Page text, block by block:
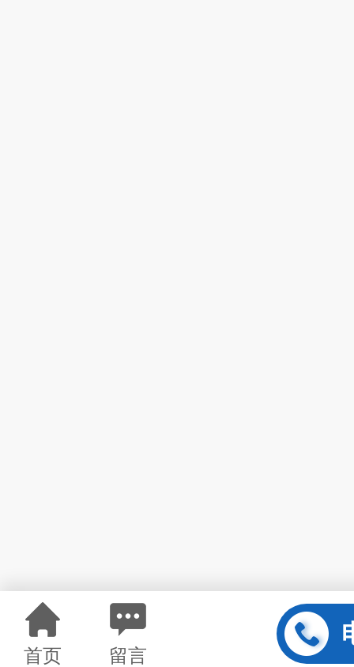
首页 留言